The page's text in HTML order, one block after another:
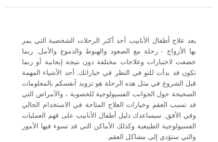
يعد علاج أطفال الأنابيب أحد أكثر الرحلات الشخصية التي يمر
بها الأزواج - رحلة مع الصعود والهبوط والدموع والأمل. ربما
خضعت لاختبارات وعلاجات مختلفة دون نتيجة إيجابية أو ربما
تكون قد بدأت للتو في النظر في خياراتك. أحد الأشياء المهمة
قبل الشروع في مثل هذه الرحلة هو تزويد أنفسكم بالمعلومات
الصحيحة حول الجوانب الفسيولوجية للخصوبة ، والأمراض التي
قد تسبب العقم وخيارات العلاج المتاحة في الاستخدام الحالي
وفي الأفق. سيساعدك دليل أطفال الأنابيب على فهم العمليات
الفسيولوجية الطبيعية وكذلك الأماكن التي قد تسوء فيها الأمور
والتي ستؤدي إلى مشاكل العقم.